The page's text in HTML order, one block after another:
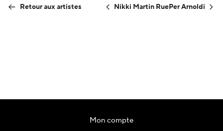
CHF 69
Retour aux artistes Nikki Martin RuePer Arnoldi
Mon compte